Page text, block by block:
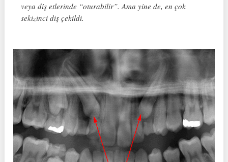
veya diş etlerinde “oturabilir”. Ama yine de, en çok
sekizinci diş çekildi.